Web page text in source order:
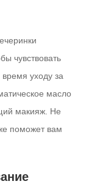
чувствовать
уходу за
масло
макияж. Не
поможет вам